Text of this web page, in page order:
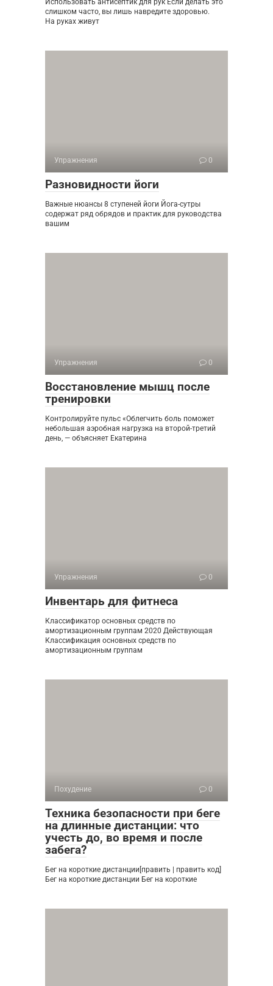
Использовать антисептик для рук Если делать это
слишком часто, вы лишь навредите здоровью.
На руках живут
Упражнения 0
Разновидности йоги
Важные нюансы 8 ступеней йоги Йога-сутры
содержат ряд обрядов и практик для руководства
вашим
Упражнения 0
Восстановление мышц после
тренировки
Контролируйте пульс «Облегчить боль поможет
небольшая аэробная нагрузка на второй-третий
день, — объясняет Екатерина
Упражнения 0
Инвентарь для фитнеса
Классификатор основных средств по
амортизационным группам 2020 Действующая
Классификация основных средств по
амортизационным группам
Похудение 0
Техника безопасности при беге
на длинные дистанции: что
учесть до, во время и после
забега?
Бег на короткие дистанции[править | править код]
Бег на короткие дистанции Бег на короткие